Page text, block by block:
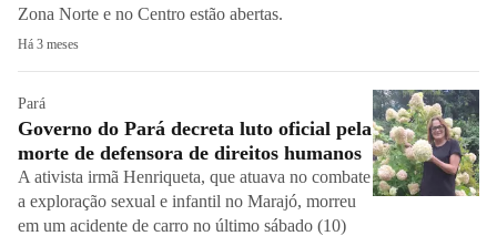
Zona Norte e no Centro estão abertas.
Há 3 meses
Pará
Governo do Pará decreta luto oficial pela
morte de defensora de direitos humanos
A ativista irmã Henriqueta, que atuava no combate
a exploração sexual e infantil no Marajó, morreu
em um acidente de carro no último sábado (10)